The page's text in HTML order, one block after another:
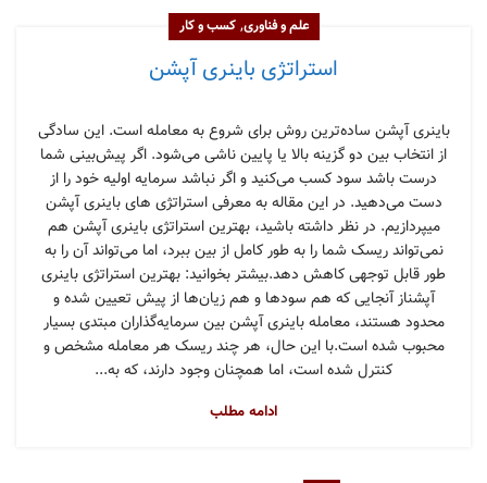
علم و فناوری,کسب و کار
استراتژی‌ باینری آپشن
باینری آپشن ساده‌ترین روش برای شروع به معامله است. این سادگی
از انتخاب بین دو گزینه بالا یا پایین ناشی می‌شود. اگر پیش‌بینی شما
درست باشد سود کسب می‌کنید و اگر نباشد سرمایه اولیه خود را از
دست می‌دهید. در این مقاله به معرفی استراتژی های باینری آپشن
میپردازیم. در نظر داشته باشید، بهترین استراتژی‌ باینری آپشن هم
نمی‌تواند ریسک شما را به طور کامل از بین ببرد، اما می‌تواند آن را به
طور قابل توجهی کاهش دهد.بیشتر بخوانید: بهترین استراتژی‌ باینری
آپشناز آنجایی که هم سودها و هم زیان‌ها از پیش تعیین شده و
محدود هستند، معامله باینری آپشن بین سرمایه‌گذاران مبتدی بسیار
محبوب شده است.با این حال، هر چند ریسک هر معامله مشخص و
کنترل شده است، اما همچنان وجود دارند، که به...
ادامه مطلب